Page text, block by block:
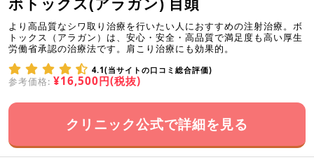
より高品質なシワ取り治療を行いたい人におすすめの注射治療。ボ
トックス（アラガン）は、安心・安全・高品質で満足度も高い厚生
労働省承認の治療法です。肩こり治療にも効果的。
4.1(当サイトの口コミ総合評価)
参考価格: ¥16,500円(税抜)
クリニック公式で詳細を見る